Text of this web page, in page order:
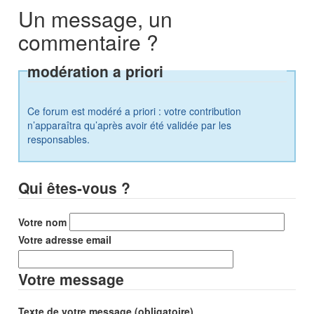
Un message, un
commentaire ?
modération a priori
Ce forum est modéré a priori : votre contribution
n’apparaîtra qu’après avoir été validée par les
responsables.
Qui êtes-vous ?
Votre nom
Votre adresse email
Votre message